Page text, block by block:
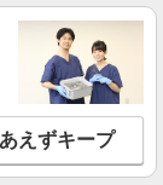
えずキープ